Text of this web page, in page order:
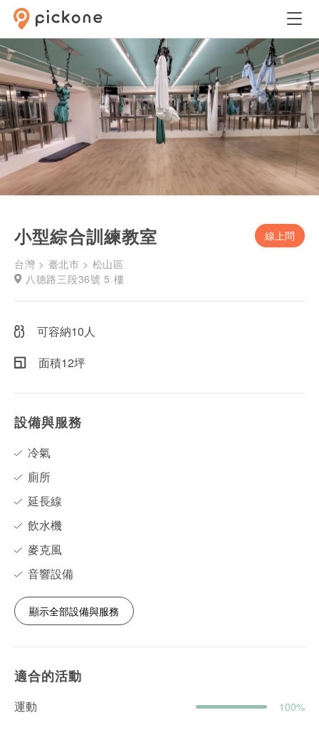
小型綜合訓練教室
線上問
台灣 > 臺北市 > 松山區
八德路三段36號 5 樓
可容納10人
面積12坪
設備與服務
冷氣
廁所
延長線
飲水機
麥克風
音響設備
顯示全部設備與服務
適合的活動
運動 100%